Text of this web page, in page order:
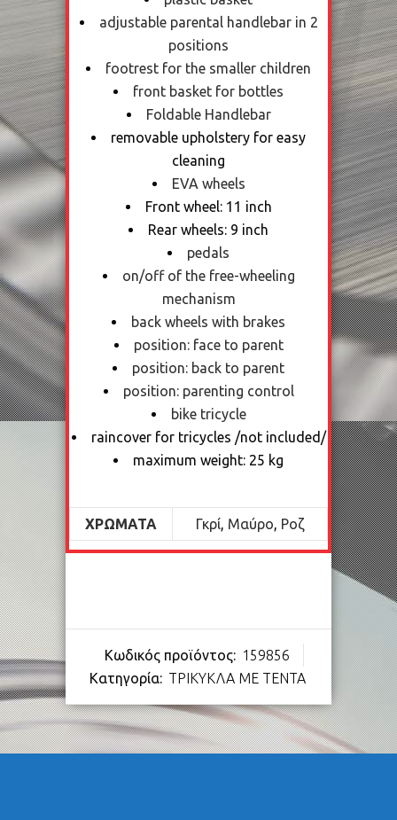
adjustable parental handlebar in 2
positions
footrest for the smaller children
front basket for bottles
Foldable Handlebar
removable upholstery for easy
cleaning
EVA wheels
Front wheel: 11 inch
Rear wheels: 9 inch
pedals
on/off of the free-wheeling
mechanism
back wheels with brakes
position: face to parent
position: back to parent
position: parenting control
bike tricycle
raincover for tricycles /not included/
maximum weight: 25 kg
ΧΡΏΜΑΤΑ Γκρί, Μαύρο, Ροζ
Κωδικός προϊόντος: 159856
Κατηγορία: ΤΡΙΚΥΚΛΑ ΜΕ ΤΕΝΤΑ